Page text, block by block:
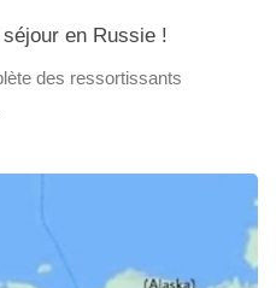
en Russie !
des ressortissants